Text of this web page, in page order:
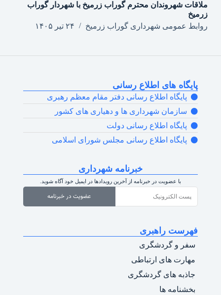
ملاقات شهروندان محترم گوراب زرمیخ با شهردار گوراب
زرمیخ
روابط عمومی شهرداری گوراب زرمیخ
۲۴ تیر ۱۴۰۵
پایگاه های اطلاع رسانی
پایگاه اطلاع رسانی دفتر مقام معظم رهبری
سازمان شهرداری ها و دهیاری های کشور
پایگاه اطلاع رسانی دولت
پایگاه اطلاع رسانی مجلس شورای اسلامی
خبرنامه شهرداری
با عضویت در خبرنامه از آخرین رویدادها در ایمیل خود آگاه شوید.
عضویت در خبرنامه
فهرست راهبری
سفر و گردشگری
مهارت های ارتباطی
جاذبه های گردشگری
بخشنامه ها